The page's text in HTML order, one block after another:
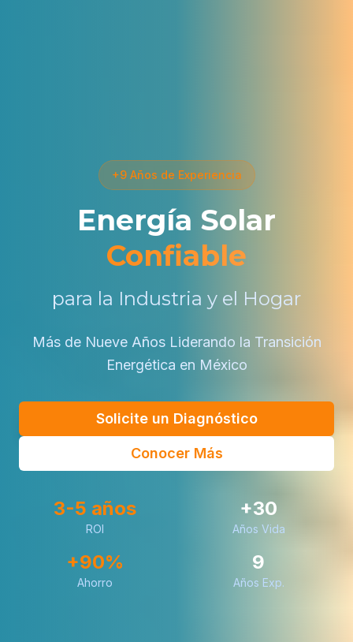
+9 Años de Experiencia
Energía Solar
Confiable
para la Industria y el Hogar
Más de Nueve Años Liderando la Transición
Energética en México
Solicite un Diagnóstico
Conocer Más
3-5 años
ROI
+30
Años Vida
+90%
Ahorro
9
Años Exp.